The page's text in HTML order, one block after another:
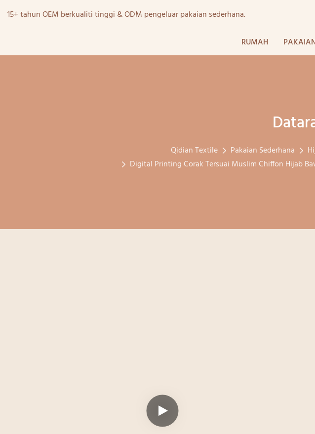
15+ tahun OEM berkualiti tinggi & ODM pengeluar pakaian sederhana.
RUMAH
Qidian Textile Pakaian Sederhana
Digital Printing Corak Tersuai Muslim Chiffon Hijab